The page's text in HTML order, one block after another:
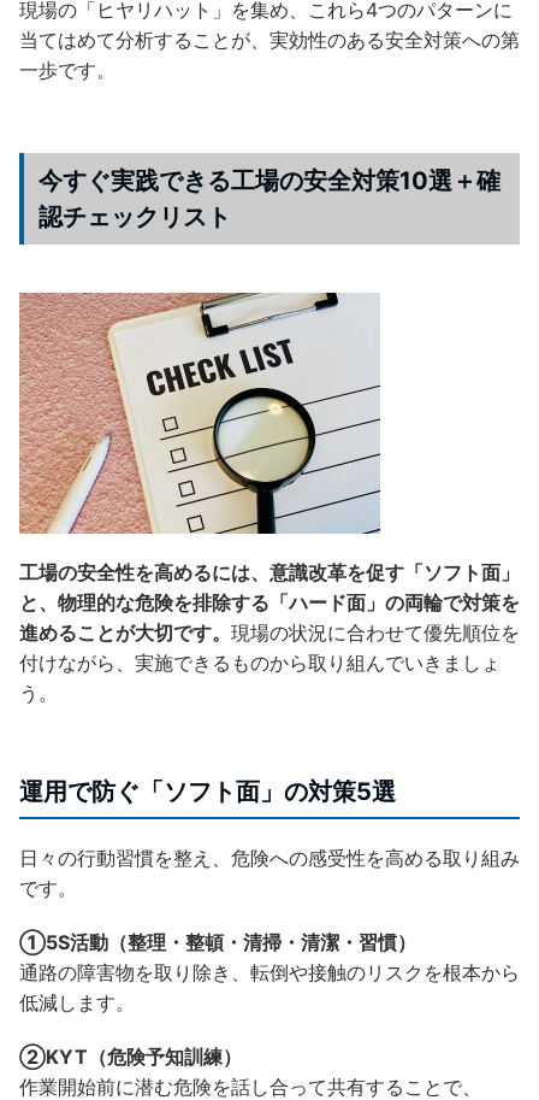
現場の「ヒヤリハット」を集め、これら4つのパターンに
当てはめて分析することが、実効性のある安全対策への第
一歩です。
今すぐ実践できる工場の安全対策10選＋確
認チェックリスト
工場の安全性を高めるには、意識改革を促す「ソフト面」
と、物理的な危険を排除する「ハード面」の両輪で対策を
進めることが大切です。 現場の状況に合わせて優先順位を
付けながら、実施できるものから取り組んでいきましょ
う。
運用で防ぐ「ソフト面」の対策5選
日々の行動習慣を整え、危険への感受性を高める取り組み
です。
①5S活動（整理・整頓・清掃・清潔・習慣）
通路の障害物を取り除き、転倒や接触のリスクを根本から
低減します。
②KYT（危険予知訓練）
作業開始前に潜む危険を話し合って共有することで、